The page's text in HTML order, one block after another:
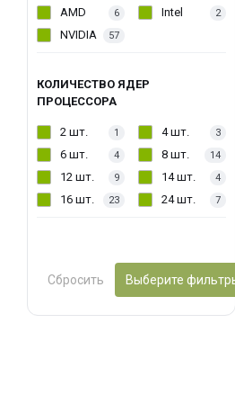
AMD 6 Intel 2
NVIDIA 57
КОЛИЧЕСТВО ЯДЕР
ПРОЦЕССОРА
2 шт. 1 4 шт. 3
6 шт. 4 8 шт. 14
12 шт. 9 14 шт. 4
16 шт. 23 24 шт. 7
Сбросить Выберите